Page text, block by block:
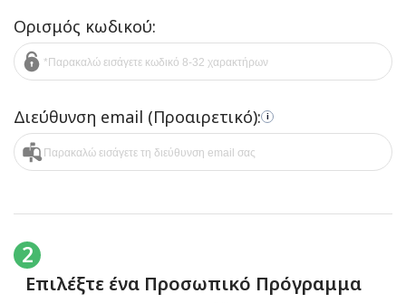
Ορισμός κωδικού:
Διεύθυνση email (Προαιρετικό): i
2
Επιλέξτε ένα Προσωπικό Πρόγραμμα